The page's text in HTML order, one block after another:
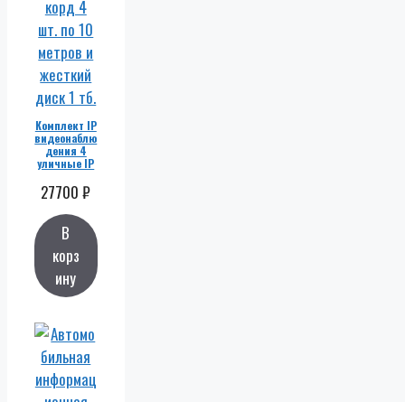
Комплект IP
видеонаблю
дения 4
уличные IP
мп. POE,
видеорегис
тратор, POE
коммутатор,
патч-корд 4
шт. по 10
метров и
жесткий
диск 1 тб.
27700₽
В
корз
ину